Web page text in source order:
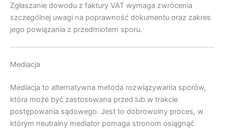
Zgłaszanie dowodu z faktury VAT wymaga zwrócenia
szczególnej uwagi na poprawność dokumentu oraz zakres
jego powiązania z przedmiotem sporu.
Mediacja
Mediacja to alternatywna metoda rozwiązywania sporów,
która może być zastosowana przed lub w trakcie
postępowania sądowego. Jest to dobrowolny proces, w
którym neutralny mediator pomaga stronom osiągnąć